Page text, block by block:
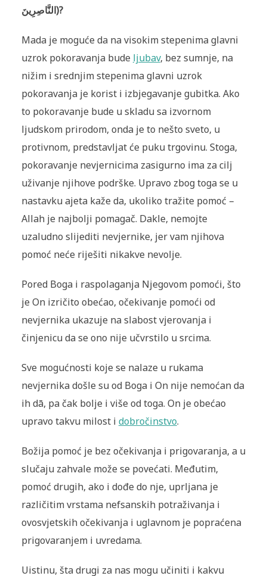
النَّاصِرِ‌ينَ)?
Mada je moguće da na visokim stepenima glavni
uzrok pokoravanja bude ljubav, bez sumnje, na
nižim i srednjim stepenima glavni uzrok
pokoravanja je korist i izbjegavanje gubitka. Ako
to pokoravanje bude u skladu sa izvornom
ljudskom prirodom, onda je to nešto sveto, u
protivnom, predstavljat će puku trgovinu. Stoga,
pokoravanje nevjernicima zasigurno ima za cilj
uživanje njihove podrške. Upravo zbog toga se u
nastavku ajeta kaže da, ukoliko tražite pomoć –
Allah je najbolji pomagač. Dakle, nemojte
uzaludno slijediti nevjernike, jer vam njihova
pomoć neće riješiti nikakve nevolje.
Pored Boga i raspolaganja Njegovom pomoći, što
je On izričito obećao, očekivanje pomoći od
nevjernika ukazuje na slabost vjerovanja i
činjenicu da se ono nije učvrstilo u srcima.
Sve mogućnosti koje se nalaze u rukama
nevjernika došle su od Boga i On nije nemoćan da
ih dā, pa čak bolje i više od toga. On je obećao
upravo takvu milost i dobročinstvo.
Božija pomoć je bez očekivanja i prigovaranja, a u
slučaju zahvale može se povećati. Međutim,
pomoć drugih, ako i dođe do nje, uprljana je
različitim vrstama nefsanskih potraživanja i
ovosvjetskih očekivanja i uglavnom je popraćena
prigovaranjem i uvredama.
Uistinu, šta drugi za nas mogu učiniti i kakvu